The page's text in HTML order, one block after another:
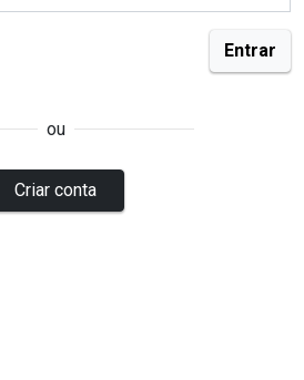
ou
Criar conta